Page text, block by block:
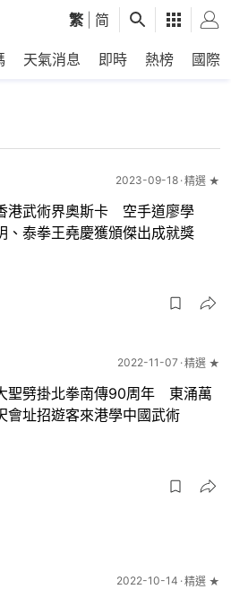
繁 简
天氣消息 即時 熱榜 國際
2023-09-18 精選 ★
港武術界奧斯卡 空手道廖學
、泰拳王堯慶獲頒傑出成就獎
2022-11-07 精選 ★
聖劈掛北拳南傳90周年 東涌萬
會址招遊客來港學中國武術
2022-10-14 精選 ★